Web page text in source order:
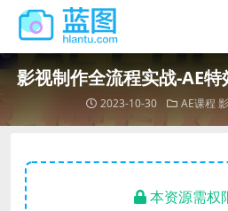
影视制作全流程实战-AE
2023-10-30 AE课程
本资源需权